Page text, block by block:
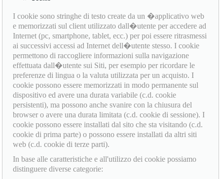
I cookie sono stringhe di testo create da un �applicativo web
e memorizzati sul client utilizzato dall�utente per accedere ad
Internet (pc, smartphone, tablet, ecc.) per poi essere ritrasmessi
ai successivi accessi ad Internet dell�utente stesso. I cookie
permettono di raccogliere informazioni sulla navigazione
effettuata dall�utente sui Siti, per esempio per ricordare le
preferenze di lingua o la valuta utilizzata per un acquisto. I
cookie possono essere memorizzati in modo permanente sul
dispositivo ed avere una durata variabile (c.d. cookie
persistenti), ma possono anche svanire con la chiusura del
browser o avere una durata limitata (c.d. cookie di sessione). I
cookie possono essere installati dal sito che sta visitando (c.d.
cookie di prima parte) o possono essere installati da altri siti
web (c.d. cookie di terze parti).
In base alle caratteristiche e all'utilizzo dei cookie possiamo
distinguere diverse categorie: